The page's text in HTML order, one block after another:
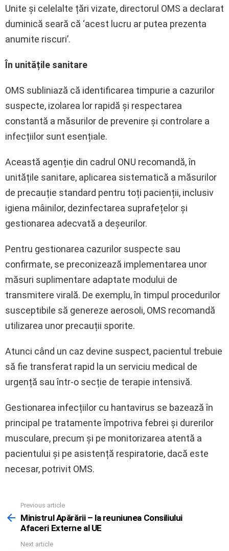
Unite și celelalte țări vizate, directorul OMS a declarat
duminică seară că ‘acest lucru ar putea prezenta
anumite riscuri’.
În unitățile sanitare
OMS subliniază că identificarea timpurie a cazurilor
suspecte, izolarea lor rapidă și respectarea
constantă a măsurilor de prevenire și controlare a
infecțiilor sunt esențiale.
Această agenție din cadrul ONU recomandă, în
unitățile sanitare, aplicarea sistematică a măsurilor
de precauție standard pentru toți pacienții, inclusiv
igiena mâinilor, dezinfectarea suprafețelor și
gestionarea adecvată a deșeurilor.
Pentru gestionarea cazurilor suspecte sau
confirmate, se preconizează implementarea unor
măsuri suplimentare adaptate modului de
transmitere virală. De exemplu, în timpul procedurilor
susceptibile să genereze aerosoli, OMS recomandă
utilizarea unor precauții sporite.
Atunci când un caz devine suspect, pacientul trebuie
să fie transferat rapid la un serviciu medical de
urgență sau într-o secție de terapie intensivă.
Gestionarea infecțiilor cu hantavirus se bazează în
principal pe tratamente împotriva febrei și durerilor
musculare, precum și pe monitorizarea atentă a
pacientului și pe asistență respiratorie, dacă este
necesar, potrivit OMS.
more
Previous article
Ministrul Apărării – la reuniunea Consiliului
Afaceri Externe al UE
Next article